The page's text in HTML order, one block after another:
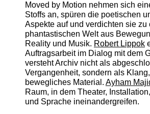
Moved by Motion nehmen sich
Stoffs an, spüren die poetischen
Aspekte auf und verdichten sie zu
phantastischen Welt aus
Reality und Musik. Robert Lippok
Auftragsarbeit im Dialog mit dem
versteht Archiv nicht als
Vergangenheit, sondern als
bewegliches Material. Ayham
Raum, in dem Theater,
und Sprache ineinandergreifen.